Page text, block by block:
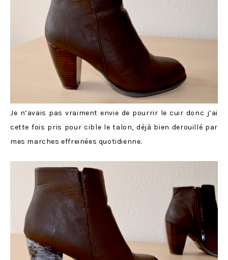
Je n’avais pas vraiment envie de pourrir le cuir donc j’ai
cette fois pris pour cible le talon, déjà bien derouillé par
mes marches effreinées quotidienne.